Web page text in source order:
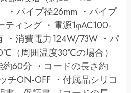
・パイプ径26mm ・パイプ
ィング ・電源1φAC100-
消費電力124W/73W ・パ
（周囲温度30℃の場合）
約60分 ・コードの長さ約
チON-OFF ・付属品シリコ